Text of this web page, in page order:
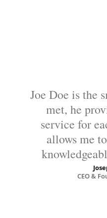
Joe Doe is the
met, he
service for
allows me
CEO &